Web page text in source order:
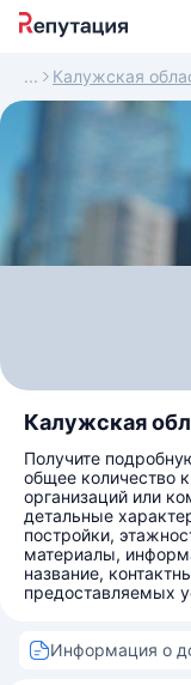
Калужская
Калужская
Получите
общее количество
организаций или
детальные
постройки,
материалы,
название,
предоставляемых
Информация о